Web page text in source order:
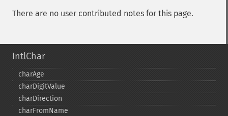
There are no user contributed notes for this page.
IntlChar
charAge
charDigitValue
charDirection
charFromName